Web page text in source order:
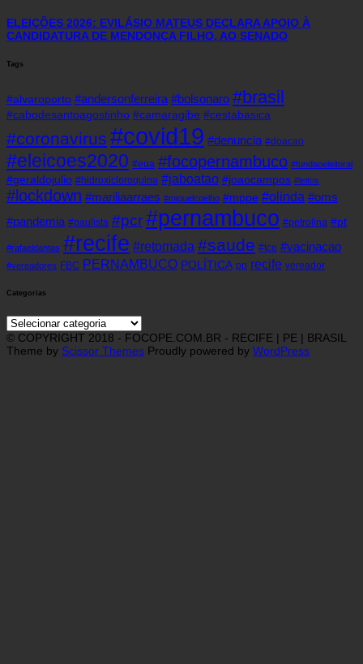
ELEIÇÕES 2026: EVILÁSIO MATEUS DECLARA APOIO À
CANDIDATURA DE MENDONÇA FILHO, AO SENADO
Tags
#alvaroporto #andersonferreira #bolsonaro #brasil
#cabodesantoagostinho #camaragibe #cestabasica
#coronavirus #covid19 #denuncia #doacao
#eleicoes2020 #eua #focopernambuco #fundaoeleitoral
#geraldojulio #hidroxicloroquina #jaboatao #joaocampos #leitos
#lockdown #mariliaarraes #miguelcoelho #mppe #olinda #oms
#pandemia #paulista #pcr#pernambuco #petrolina #pt
#rafaeldantas #recife #retomada #saude #tce #vacinacao
#vereadores FBC PERNAMBUCO POLÍTICA pp recife vereador
Categorias
Categorias
© COPYRIGHT 2018 - FOCOPE.COM.BR - RECIFE | PE | BRASIL
Theme by Scissor Themes Proudly powered by WordPress